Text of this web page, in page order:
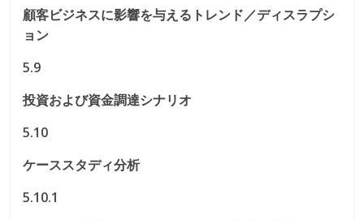
顧客ビジネスに影響を与えるトレンド／ディスラプシ
ョン
5.9
投資および資金調達シナリオ
5.10
ケーススタディ分析
5.10.1